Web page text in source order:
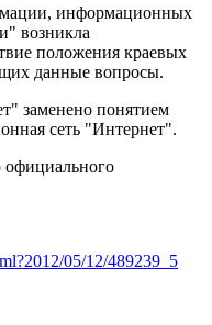
информационных
возникла
положения краевых
данные вопросы.
заменено понятием
сеть "Интернет".
официального
05/12/489239_5